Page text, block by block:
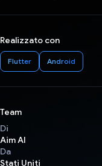
Realizzato con
Flutter Android
Team
Di
Aim AI
Da
Stati Uniti